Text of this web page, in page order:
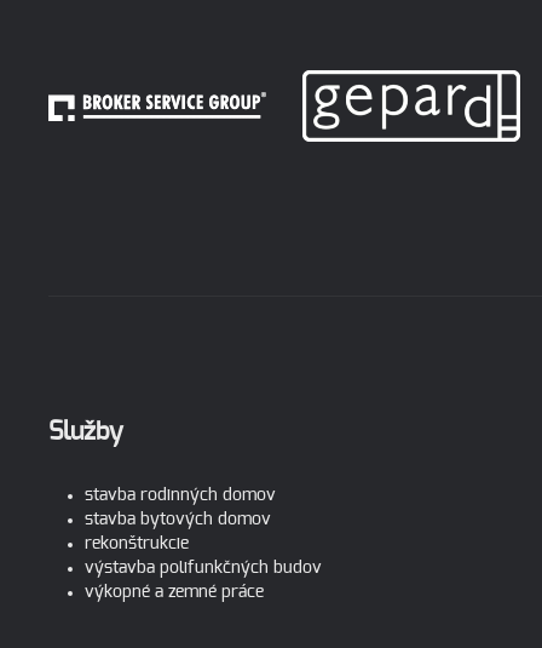
Služby
stavba rodinných domov
stavba bytových domov
rekonštrukcie
výstavba polifunkčných budov
výkopné a zemné práce